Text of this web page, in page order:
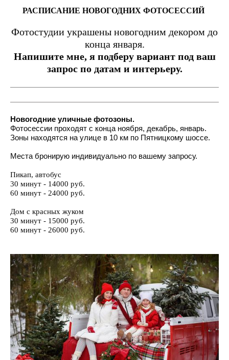
РАСПИСАНИЕ НОВОГОДНИХ ФОТОСЕССИЙ
Фотостудии украшены новогодним декором до
конца января.
Напишите мне, я подберу вариант под ваш
запрос по датам и интерьеру.
Новогодние уличные фотозоны.
Фотосессии проходят с конца ноября, декабрь, январь.
Зоны находятся на улице в 10 км по Пятницкому шоссе.
Места бронирую индивидуально по вашему запросу.
Пикап, автобус
30 минут - 14000 руб.
60 минут - 24000 руб.
Дом с красных жуком
30 минут - 15000 руб.
60 минут - 26000 руб.